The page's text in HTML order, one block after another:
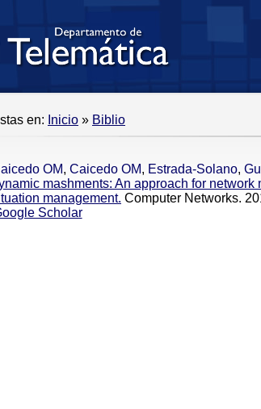
en: Inicio » Biblio
OM, Caicedo OM, Estrada-Solano,
mashments: An approach for
management. Computer Networks.
Scholar